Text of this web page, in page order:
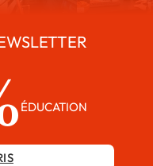
ÉDUCATION